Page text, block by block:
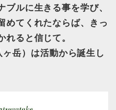
ルに生きる事を学び、
めてくれたならば、きっ
れると信じて。
岳）は活動から誕生し